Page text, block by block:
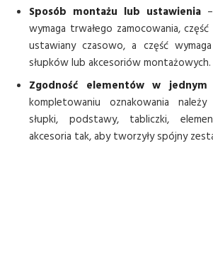
Sposób montażu lub ustawienia
wymaga trwałego zamocowania,
ustawiany czasowo, a część
słupków lub akcesoriów montażowych.
Zgodność elementów w jednym
kompletowaniu oznakowania
słupki, podstawy, tabliczki,
akcesoria tak, aby tworzyły spójny